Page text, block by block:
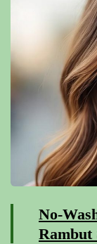
No-
Rambut